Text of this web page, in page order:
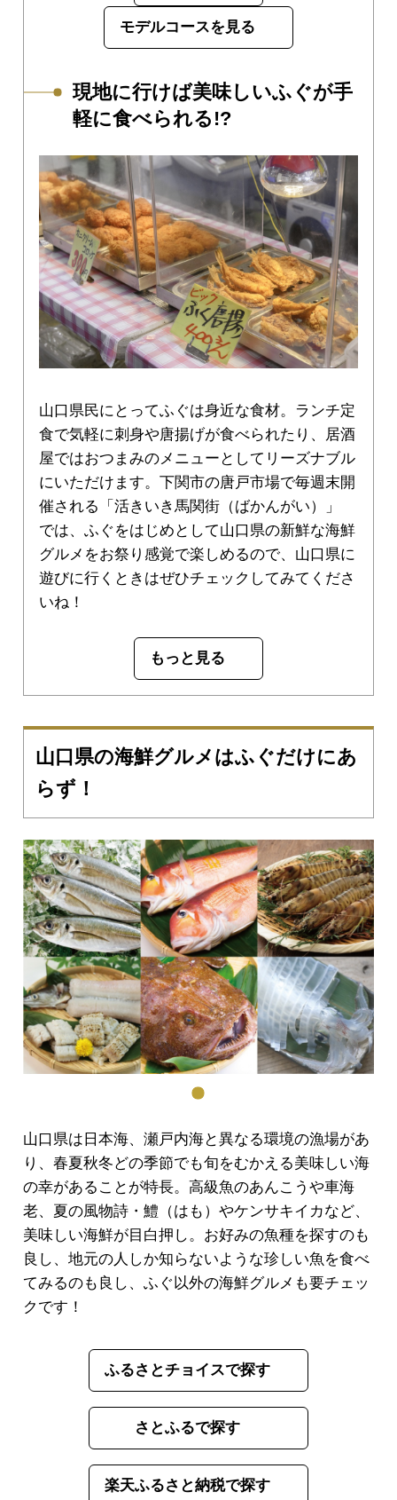
モデルコースを見る
現地に行けば美味しいふぐが手
軽に食べられる!?
山口県民にとってふぐは身近な食材。ランチ定
食で気軽に刺身や唐揚げが食べられたり、居酒
屋ではおつまみのメニューとしてリーズナブル
にいただけます。下関市の唐戸市場で毎週末開
催される「活きいき馬関街（ばかんがい）」
では、ふぐをはじめとして山口県の新鮮な海鮮
グルメをお祭り感覚で楽しめるので、山口県に
遊びに行くときはぜひチェックしてみてくださ
いね！
もっと見る
山口県の海鮮グルメはふぐだけにあ
らず！
山口県は日本海、瀬戸内海と異なる環境の漁場があ
り、春夏秋冬どの季節でも旬をむかえる美味しい海
の幸があることが特長。高級魚のあんこうや車海
老、夏の風物詩・鱧（はも）やケンサキイカなど、
美味しい海鮮が目白押し。お好みの魚種を探すのも
良し、地元の人しか知らないような珍しい魚を食べ
てみるのも良し、ふぐ以外の海鮮グルメも要チェッ
クです！
ふるさとチョイスで探す
さとふるで探す
楽天ふるさと納税で探す